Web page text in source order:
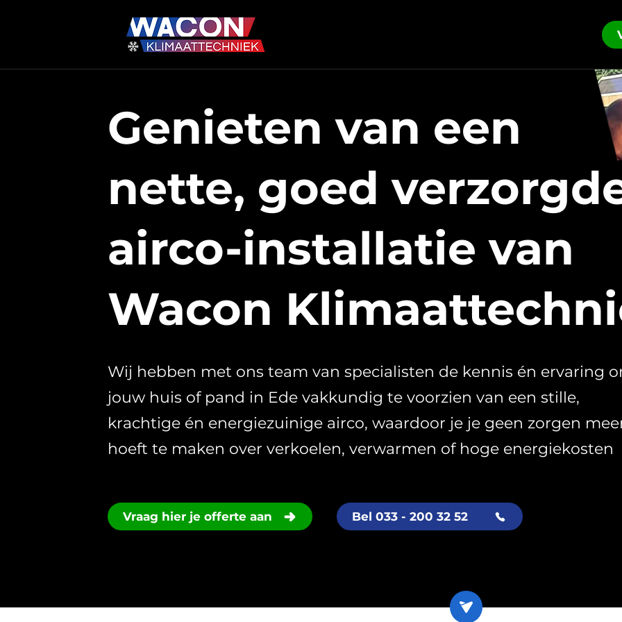
Genietenvan een
nette, goed
airco-installatie van
Wacon
Wij hebben met ons team van specialisten de kennis én ervaring
jouw huis of pand in Ede vakkundig te voorzien van een stille,
krachtige én energiezuinige airco, waardoor je je geen zorgen
hoeft te maken over verkoelen, verwarmen of hoge energiekosten
Vraag hier je offerte aan Bel 033 - 200 32 52